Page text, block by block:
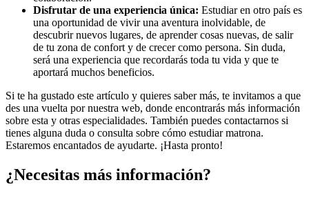
Disfrutar de una experiencia única: Estudiar en otro país es
una oportunidad de vivir una aventura inolvidable, de
descubrir nuevos lugares, de aprender cosas nuevas, de salir
de tu zona de confort y de crecer como persona. Sin duda,
será una experiencia que recordarás toda tu vida y que te
aportará muchos beneficios.
Si te ha gustado este artículo y quieres saber más, te invitamos a que
des una vuelta por nuestra web, donde encontrarás más información
sobre esta y otras especialidades. También puedes contactarnos si
tienes alguna duda o consulta sobre cómo estudiar matrona.
Estaremos encantados de ayudarte. ¡Hasta pronto!
¿Necesitas más información?